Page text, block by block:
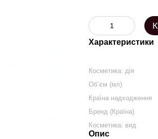
Характеристики
Косметика: дія
Об`єм (мл)
Країна надходження
Бренд (Країна)
Косметика: вид
Опис